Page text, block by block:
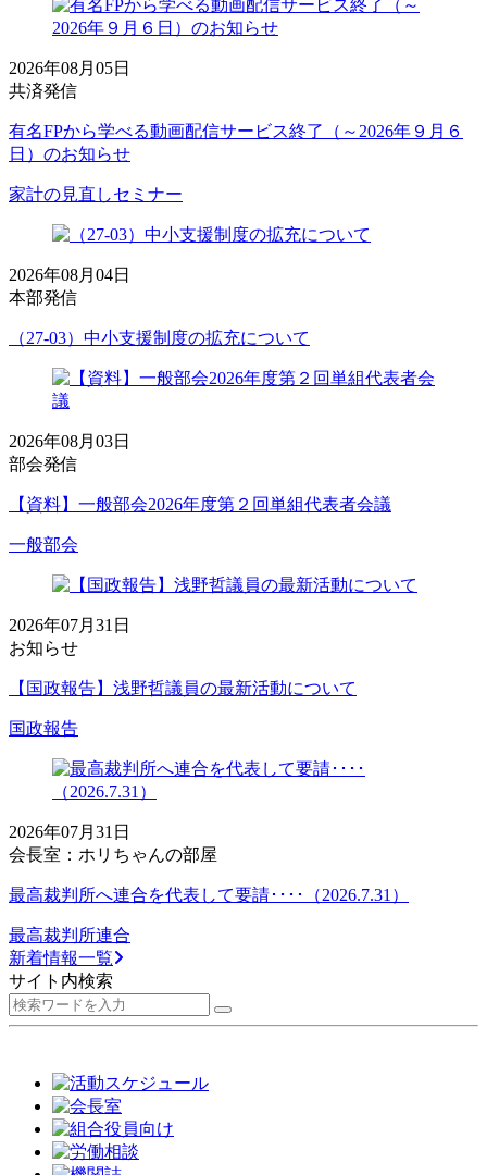
2026年08月05日
共済発信
有名FPから学べる動画配信サービス終了（～2026年９月６
日）のお知らせ
家計の見直しセミナー
2026年08月04日
本部発信
（27-03）中小支援制度の拡充について
2026年08月03日
部会発信
【資料】一般部会2026年度第２回単組代表者会議
一般部会
2026年07月31日
お知らせ
【国政報告】浅野哲議員の最新活動について
国政報告
2026年07月31日
会長室：ホリちゃんの部屋
最高裁判所へ連合を代表して要請････（2026.7.31）
最高裁判所連合
新着情報一覧
サイト内検索